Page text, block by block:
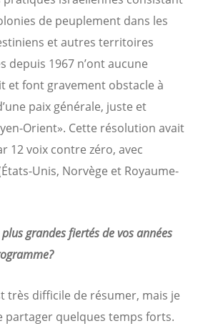
de peuplement dans les
et autres territoires
depuis 1967 n’ont aucune
et font gravement obstacle à
paix générale, juste et
Orient». Cette résolution avait
12 voix contre zéro, avec
Unis, Norvège et Royaume-
grandes fiertés de vos années
très difficile de résumer, mais je
partager quelques temps forts.